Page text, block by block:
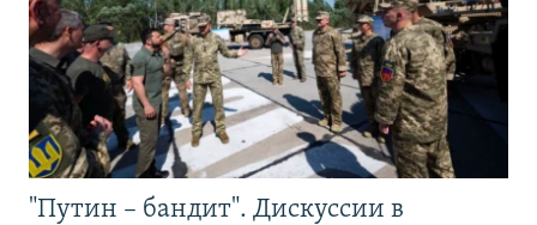
"Путин – бандит". Дискуссии в